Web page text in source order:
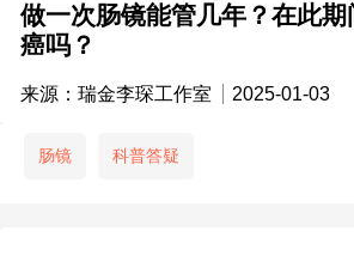
做一次肠镜能管几年？在此
癌吗？
来源：瑞金李琛工作室 2025-01-03
肠镜 科普答疑